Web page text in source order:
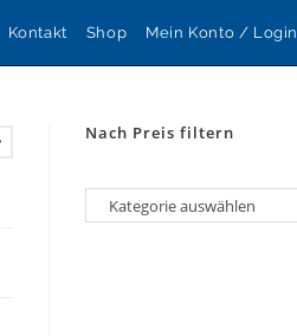
Kontakt Shop Mein Konto / Login
Nach Preis filtern
Kategorie